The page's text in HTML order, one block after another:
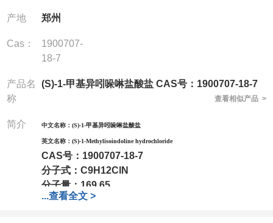
产地 郑州
Cas：
1900707-
18-7
产品名
称
(S)-1-甲基异吲哚啉盐酸盐 CAS号：1900707-18-7
查看相似产品 >
简介 中文名称： (S)-1-甲基异吲哚啉盐酸盐
英文名称： (S)-1-Methylisoindoline hydrochloride
CAS号： 1900707-18-7
分子式： C9H12ClN
分子量： 169.65
...查看全文 >